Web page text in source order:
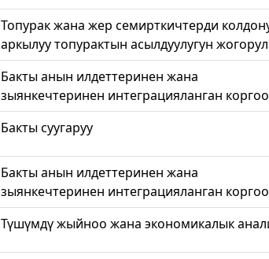
Топурак жана жер семирткичтерди
аркылуу топурактын асылдуулугун
Бакты анын илдеттеринен жана
зыянкечтеринен интеграцияланган коргоо
Бакты суугаруу
Бакты анын илдеттеринен жана
зыянкечтеринен интеграцияланган коргоо
Түшүмдү жыйноо жана экономикалык